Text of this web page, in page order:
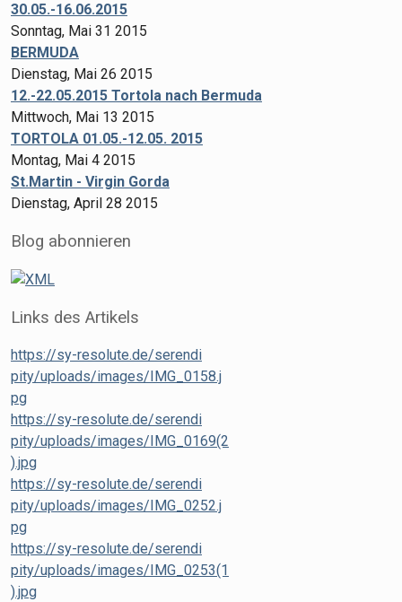
30.05.-16.06.2015
Sonntag, Mai 31 2015
BERMUDA
Dienstag, Mai 26 2015
12.-22.05.2015 Tortola nach Bermuda
Mittwoch, Mai 13 2015
TORTOLA 01.05.-12.05. 2015
Montag, Mai 4 2015
St.Martin - Virgin Gorda
Dienstag, April 28 2015
Blog abonnieren
Links des Artikels
https://sy-resolute.de/serendi
pity/uploads/images/IMG_0158.j
pg
https://sy-resolute.de/serendi
pity/uploads/images/IMG_0169(2
).jpg
https://sy-resolute.de/serendi
pity/uploads/images/IMG_0252.j
pg
https://sy-resolute.de/serendi
pity/uploads/images/IMG_0253(1
).jpg